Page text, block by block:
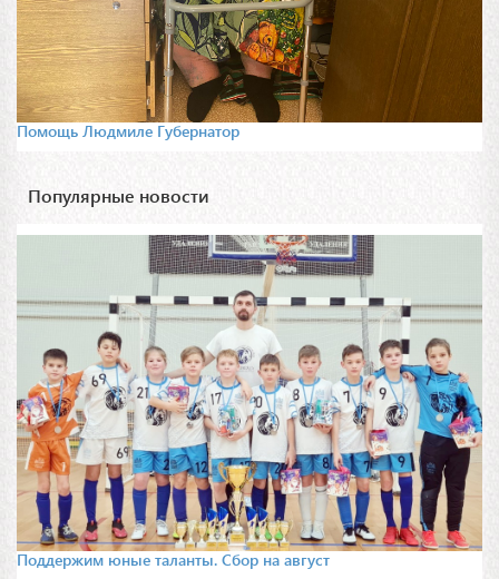
Помощь Людмиле Губернатор
Популярные новости
Поддержим юные таланты. Сбор на август